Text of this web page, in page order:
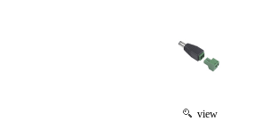
view